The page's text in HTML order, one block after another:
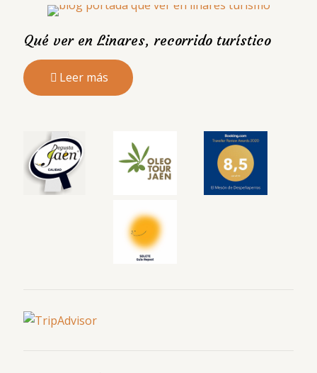
Qué ver en Linares, recorrido turístico
Leer más